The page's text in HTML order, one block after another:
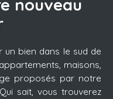
nouveau
un bien dans le sud de
maisons,
proposés par notre
sait, vous trouverez